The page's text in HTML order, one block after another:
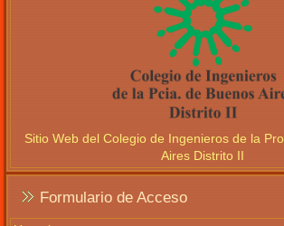
Sitio Web del Colegio de Ingenieros de la
Aires Distrito II
Formulario de Acceso